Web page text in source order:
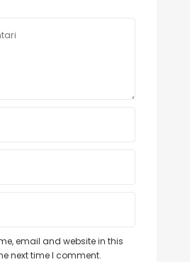
email and website in this
next time I comment.